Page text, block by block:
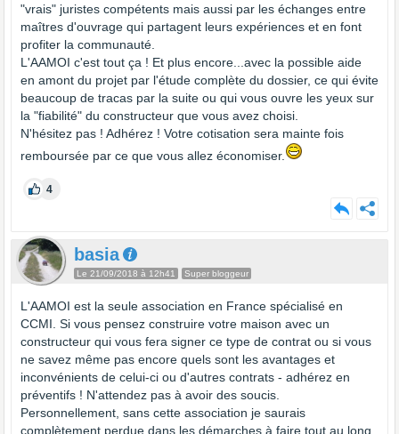
"vrais" juristes compétents mais aussi par les échanges entre
maîtres d'ouvrage qui partagent leurs expériences et en font
profiter la communauté.
L'AAMOI c'est tout ça ! Et plus encore...avec la possible aide
en amont du projet par l'étude complète du dossier, ce qui évite
beaucoup de tracas par la suite ou qui vous ouvre les yeux sur
la "fiabilité" du constructeur que vous avez choisi.
N'hésitez pas ! Adhérez ! Votre cotisation sera mainte fois
remboursée par ce que vous allez économiser.
4
basia
Le 21/09/2018 à 12h41 Super bloggeur
L'AAMOI est la seule association en France spécialisé en
CCMI. Si vous pensez construire votre maison avec un
constructeur qui vous fera signer ce type de contrat ou si vous
ne savez même pas encore quels sont les avantages et
inconvénients de celui-ci ou d'autres contrats - adhérez en
préventifs ! N'attendez pas à avoir des soucis.
Personnellement, sans cette association je saurais
complètement perdue dans les démarches à faire tout au long